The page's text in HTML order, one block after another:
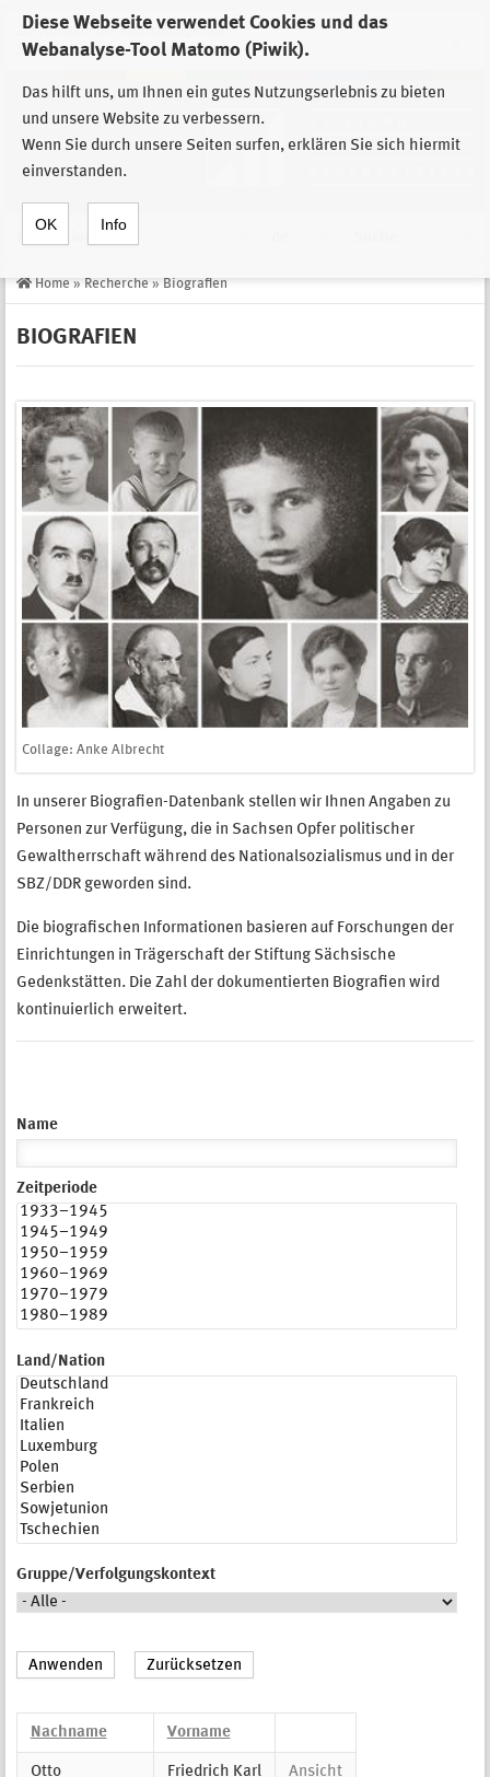
Diese Webseite verwendet Cookies und das
Webanalyse-Tool Matomo (Piwik).
Das hilft uns, um Ihnen ein gutes Nutzungserlebnis zu bieten
und unsere Website zu verbessern.
Wenn Sie durch unsere Seiten surfen, erklären Sie sich hiermit
einverstanden.
OK Info
Zur Auswahl der Einrichtungen der
Stiftung Sächsische Gedenkstätten
Home » Recherche » Biografien
BIOGRAFIEN
Collage: Anke Albrecht
In unserer Biografien-Datenbank stellen wir Ihnen Angaben zu
Personen zur Verfügung, die in Sachsen Opfer politischer
Gewaltherrschaft während des Nationalsozialismus und in der
SBZ/DDR geworden sind.
Die biografischen Informationen basieren auf Forschungen der
Einrichtungen in Trägerschaft der Stiftung Sächsische
Gedenkstätten. Die Zahl der dokumentierten Biografien wird
kontinuierlich erweitert.
Name
Zeitperiode
Land/Nation
Gruppe/Verfolgungskontext
Nachname Vorname
Otto Friedrich Karl Ansicht